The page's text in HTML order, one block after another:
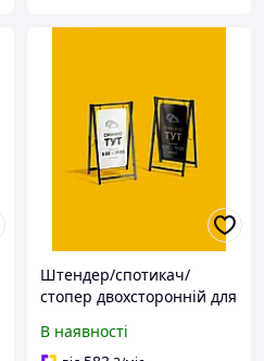
Штендер/спотикач/
стопер двохсторонній для
супермаркетів та для
В наявності